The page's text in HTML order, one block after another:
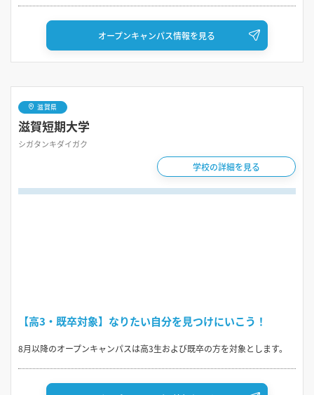
オープンキャンパス情報を見る
滋賀県
滋賀短期大学
シガタンキダイガク
学校の詳細を見る
【高3・既卒対象】なりたい自分を見つけにいこう！
8月以降のオープンキャンパスは高3生および既卒の方を対象とします。